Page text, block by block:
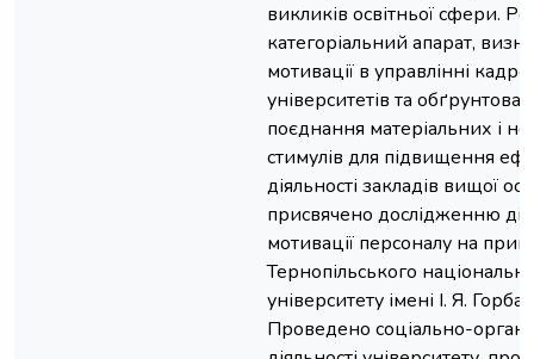
викликів освітньої сфери.
категоріальний апарат,
мотивації в управлінні
університетів та
поєднання матеріальних і
стимулів для підвищення
діяльності закладів вищої
присвячено дослідженню
мотивації персоналу на
Тернопільського
університету імені І. Я.
Проведено соціально-